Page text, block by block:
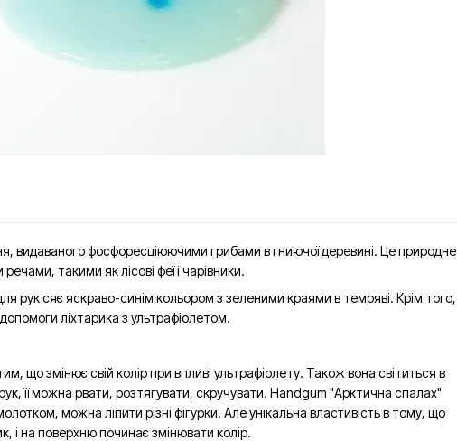
видаваного фосфоресціюючими грибами в гниючої деревині. Це природне
такими як лісові феї і чарівники.
рук сяє яскраво-синім кольором з зеленими краями в темряві. Крім того,
ліхтарика з ультрафіолетом.
що змінює свій колір при впливі ультрафіолету. Також вона світиться в
її можна рвати, розтягувати, скручувати. Handgum "Арктична спалах"
можна ліпити різні фігурки. Але унікальна властивість в тому, що
і на поверхню починає змінювати колір.